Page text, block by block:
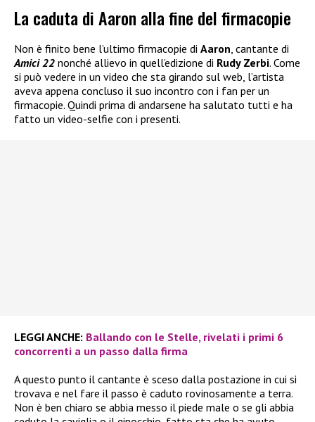
La caduta di Aaron alla fine del firmacopie
Non è finito bene l’ultimo firmacopie di Aaron, cantante di
Amici 22 nonché allievo in quell’edizione di Rudy Zerbi. Come
si può vedere in un video che sta girando sul web, l’artista
aveva appena concluso il suo incontro con i fan per un
firmacopie. Quindi prima di andarsene ha salutato tutti e ha
fatto un video-selfie con i presenti.
LEGGI ANCHE: Ballando con le Stelle, rivelati i primi 6
concorrenti a un passo dalla firma
A questo punto il cantante è sceso dalla postazione in cui si
trovava e nel fare il passo è caduto rovinosamente a terra.
Non è ben chiaro se abbia messo il piede male o se gli abbia